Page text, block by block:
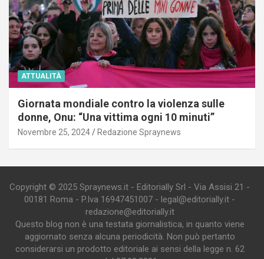
ATTUALITÀ
Giornata mondiale contro la violenza sulle
donne, Onu: “Una vittima ogni 10 minuti”
Novembre 25, 2024 Redazione Spraynews
Copyright © 2025 Spraynews.it - Editorially Srl - Via Assisi 21 -
00181 Roma - P.Iva 16947451007 - legal@editorially.it -
redazione@editorially.it
Questo blog non è una testata giornalistica, in quanto viene
aggiornato senza alcuna periodicità. Non può pertanto
considerarsi un prodotto editoriale ai sensi della legge n. 62